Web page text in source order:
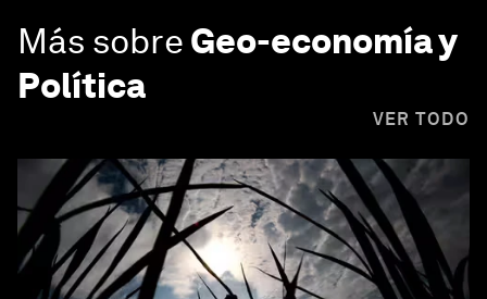
Más sobre Geo-economía y
Política
VER TODO